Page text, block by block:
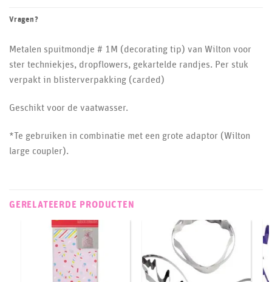
Vragen?
Metalen spuitmondje # 1M (decorating tip) van Wilton voor
ster techniekjes, dropflowers, gekartelde randjes. Per stuk
verpakt in blisterverpakking (carded)
Geschikt voor de vaatwasser.
*Te gebruiken in combinatie met een grote adaptor (Wilton
large coupler).
GERELATEERDE PRODUCTEN